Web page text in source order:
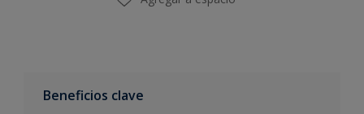
Beneficios clave